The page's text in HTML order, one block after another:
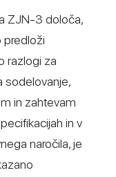
ZJN-3 določa,
predloži
razlogi za
sodelovanje,
in zahtevam
in v
naročila, je